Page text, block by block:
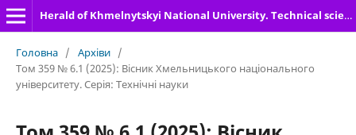
Herald of Khmelnytskyi National University. Technical sciences
Головна / Архіви /
Том 359 № 6.1 (2025): Вісник Хмельницького національного
університету. Серія: Технічні науки